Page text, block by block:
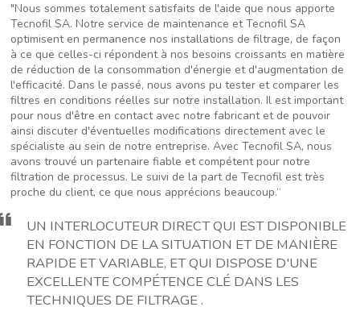
"Nous sommes totalement satisfaits de l'aide que nous apporte
Tecnofil SA. Notre service de maintenance et Tecnofil SA
optimisent en permanence nos installations de filtrage, de façon
à ce que celles-ci répondent à nos besoins croissants en matière
de réduction de la consommation d'énergie et d'augmentation de
l'efficacité. Dans le passé, nous avons pu tester et comparer les
filtres en conditions réelles sur notre installation. Il est important
pour nous d'être en contact avec notre fabricant et de pouvoir
ainsi discuter d'éventuelles modifications directement avec le
spécialiste au sein de notre entreprise. Avec Tecnofil SA, nous
avons trouvé un partenaire fiable et compétent pour notre
filtration de processus. Le suivi de la part de Tecnofil est très
proche du client, ce que nous apprécions beaucoup.“
UN INTERLOCUTEUR DIRECT QUI EST DISPONIBLE
EN FONCTION DE LA SITUATION ET DE MANIÈRE
RAPIDE ET VARIABLE, ET QUI DISPOSE D'UNE
EXCELLENTE COMPÉTENCE CLÉ DANS LES
TECHNIQUES DE FILTRAGE .